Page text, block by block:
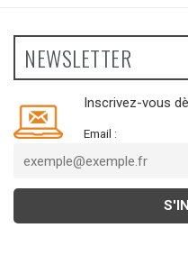
NEWSLETTER
Inscrivez-vous
Email :